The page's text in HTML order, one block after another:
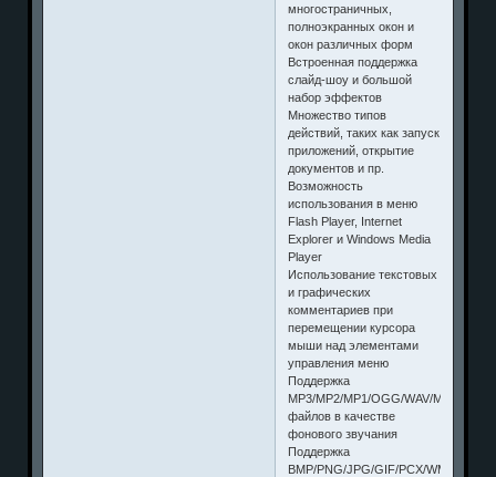
многостраничных,
полноэкранных окон и
окон различных форм
Встроенная поддержка
слайд-шоу и большой
набор эффектов
Множество типов
действий, таких как запуск
приложений, открытие
документов и пр.
Возможность
использования в меню
Flash Player, Internet
Explorer и Windows Media
Player
Использование текстовых
и графических
комментариев при
перемещении курсора
мыши над элементами
управления меню
Поддержка
MP3/MP2/MP1/OGG/WAV/MID/RMI/
файлов в качестве
фонового звучания
Поддержка
BMP/PNG/JPG/GIF/PCX/WMF/EMF/